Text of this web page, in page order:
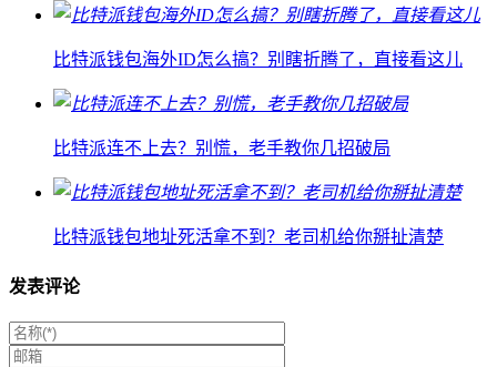
比特派钱包海外ID怎么搞？别瞎折腾了，直接看这儿
比特派连不上去？别慌，老手教你几招破局
比特派钱包地址死活拿不到？老司机给你掰扯清楚
发表评论